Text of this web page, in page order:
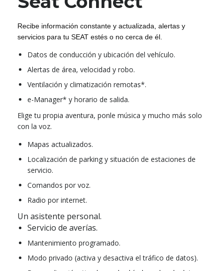
Recibe información constante y actualizada, alertas y
servicios para tu SEAT estés o no cerca de él.
Datos de conducción y ubicación del vehículo.
Alertas de área, velocidad y robo.
Ventilación y climatización remotas*.
e-Manager* y horario de salida.
Elige tu propia aventura, ponle música y mucho más solo
con la voz.
Mapas actualizados.
Localización de parking y situación de estaciones de
servicio.
Comandos por voz.
Radio por internet.
Un asistente personal.
Servicio de averías.
Mantenimiento programado.
Modo privado (activa y desactiva el tráfico de datos).